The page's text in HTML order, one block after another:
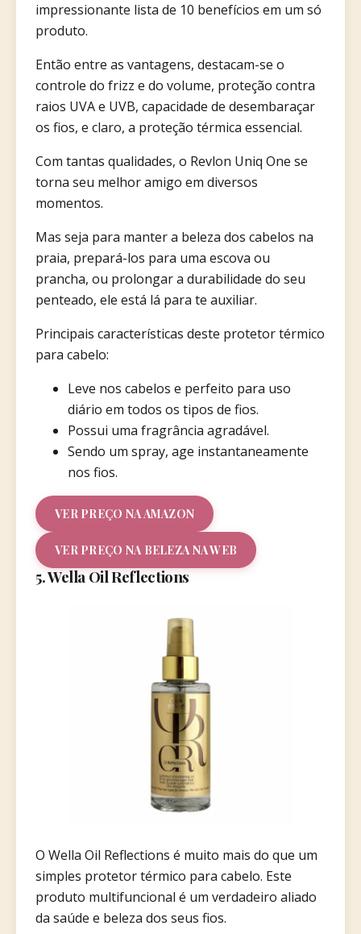
impressionante lista de 10 benefícios em um só
produto.
Então entre as vantagens, destacam-se o
controle do frizz e do volume, proteção contra
raios UVA e UVB, capacidade de desembaraçar
os fios, e claro, a proteção térmica essencial.
Com tantas qualidades, o Revlon Uniq One se
torna seu melhor amigo em diversos
momentos.
Mas seja para manter a beleza dos cabelos na
praia, prepará-los para uma escova ou
prancha, ou prolongar a durabilidade do seu
penteado, ele está lá para te auxiliar.
Principais características deste protetor térmico
para cabelo:
Leve nos cabelos e perfeito para uso
diário em todos os tipos de fios.
Possui uma fragrância agradável.
Sendo um spray, age instantaneamente
nos fios.
VER PREÇO NA AMAZON
VER PREÇO NA BELEZA NA WEB
5. Wella Oil Reflections
O Wella Oil Reflections é muito mais do que um
simples protetor térmico para cabelo. Este
produto multifuncional é um verdadeiro aliado
da saúde e beleza dos seus fios.